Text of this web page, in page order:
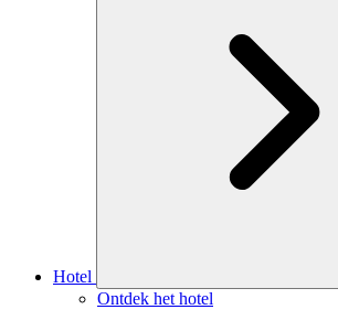
Hotel
Ontdek het hotel